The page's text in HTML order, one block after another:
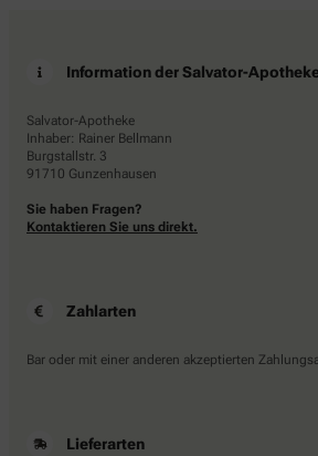
Information der Salvator-
Salvator-Apotheke
Inhaber: Rainer Bellmann
Burgstallstr. 3
91710 Gunzenhausen
Sie haben Fragen?
Kontaktieren Sie uns direkt.
Zahlarten
Bar oder mit einer anderen akzeptierten
Lieferarten